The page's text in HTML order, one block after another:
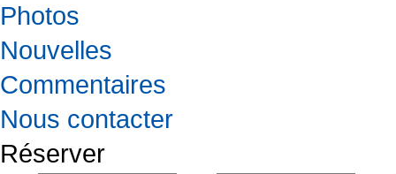
Photos
Nouvelles
Commentaires
Nous contacter
Réserver